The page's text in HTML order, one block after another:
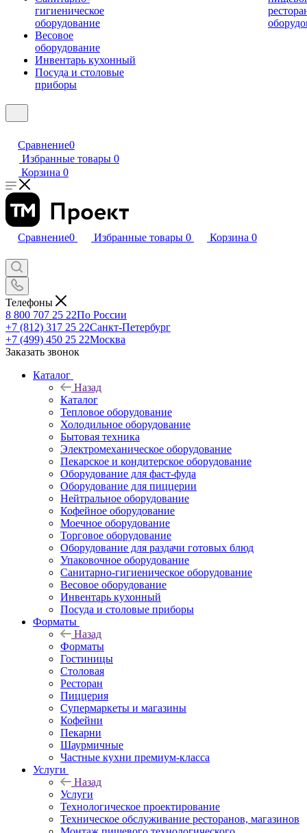
гигиеническое
оборудование
Весовое
оборудование
Инвентарь кухонный
Посуда и столовые
приборы
Сравнение0
Избранные товары 0
Корзина 0
Сравнение0 Избранные товары 0 Корзина 0
Телефоны
8 800 707 25 22По России
+7 (812) 317 25 22Санкт-Петербург
+7 (499) 450 25 22Москва
Заказать звонок
Каталог
Назад
Каталог
Тепловое оборудование
Холодильное оборудование
Бытовая техника
Электромеханическое оборудование
Пекарское и кондитерское оборудование
Оборудование для фаст-фуда
Оборудование для пиццерии
Нейтральное оборудование
Кофейное оборудование
Моечное оборудование
Торговое оборудование
Оборудование для раздачи готовых блюд
Упаковочное оборудование
Санитарно-гигиеническое оборудование
Весовое оборудование
Инвентарь кухонный
Посуда и столовые приборы
Форматы
Назад
Форматы
Гостиницы
Столовая
Ресторан
Пиццерия
Супермаркеты и магазины
Кофейни
Пекарни
Шаурмичные
Частные кухни премиум-класса
Услуги
Назад
Услуги
Технологическое проектирование
Техническое обслуживание ресторанов, магазинов